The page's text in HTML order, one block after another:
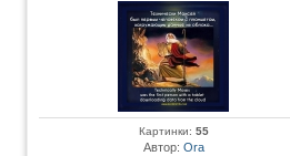
Картинки: 55
Автор: Ora